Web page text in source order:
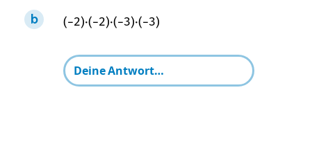
(−2)⋅(−2)⋅(−3)⋅(−3)